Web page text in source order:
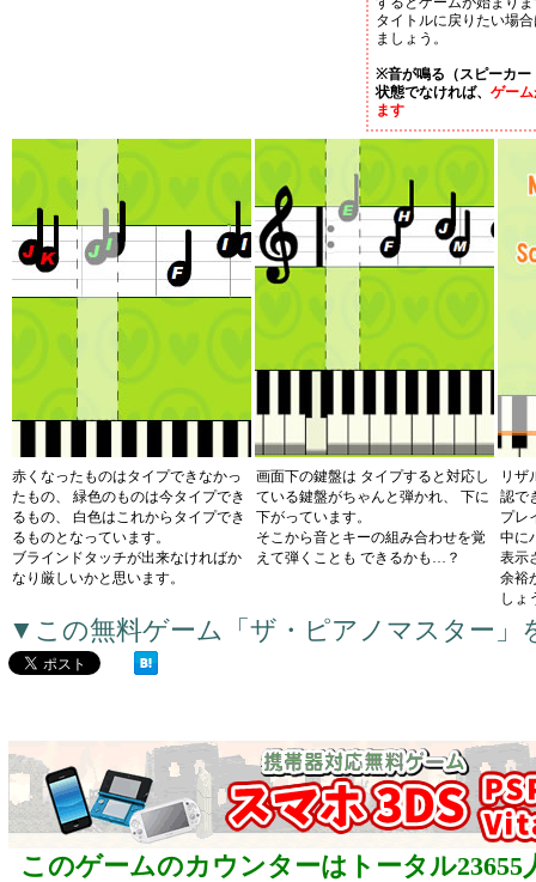
タイトルに戻りたい場
ましょう。
※音が鳴る（スピーカー
状態でなければ、 ゲー
ます
赤くなったものはタイプできなかっ
たもの、 緑色のものは今タイプでき
るもの、 白色はこれからタイプでき
るものとなっています。
ブラインドタッチが出来なければか
なり厳しいかと思います。
画面下の鍵盤は タイプすると対応し
ている鍵盤がちゃんと弾かれ、 下に
下がっています。
そこから音とキーの組み合わせを覚
えて弾くことも できるかも…？
リザ
認で
プレ
中に
表示
余裕
しょ
▼この無料ゲーム「ザ・ピアノマスター」
このゲームのカウンターはトータル23655